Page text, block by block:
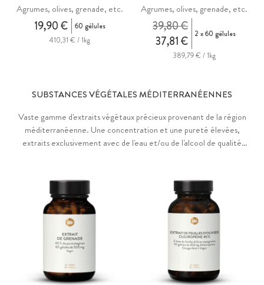
Agrumes, olives, grenade, etc.
19,90 €
60 gélules
410,31 € / 1kg
Agrumes, olives, grenade, etc.
37,81 €
39,80 € 2 x 60 gélules
389,79 € / 1kg
SUBSTANCES VÉGÉTALES MÉDITERRANÉENNES
Vaste gamme d'extraits végétaux précieux provenant de la région
méditerranéenne. Une concentration et une pureté élevées,
extraits exclusivement avec de l'eau et/ou de l'alcool de qualité